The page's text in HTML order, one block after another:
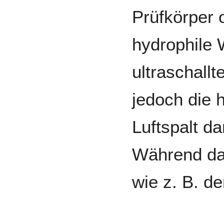
Prüfkörper
hydrophile
jedoch die
Luftspalt
Während
wie z. B.